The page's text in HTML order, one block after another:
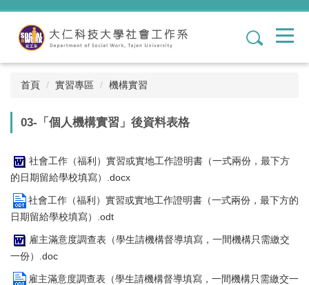
跳
內
1
首頁 實習專區 機構實習
03-「個人機構實習」後資料表格
社會工作（福利）實習或實地工作證明書（一式兩份，最下方
的日期留給學校填寫）.docx
社會工作（福利）實習或實地工作證明書（一式兩份，最下方的
日期留給學校填寫）.odt
雇主滿意度調查表（學生請機構督導填寫，一間機構只需繳交
一份）.doc
雇主滿意度調查表（學生請機構督導填寫，一間機構只需繳交一